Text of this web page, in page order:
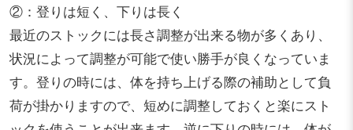
②：登りは短く、下りは長く
最近のストックには長さ調整が出来る物が多くあり、
状況によって調整が可能で使い勝手が良くなっていま
す。登りの時には、体を持ち上げる際の補助として負
荷が掛かりますので、短めに調整しておくと楽にスト